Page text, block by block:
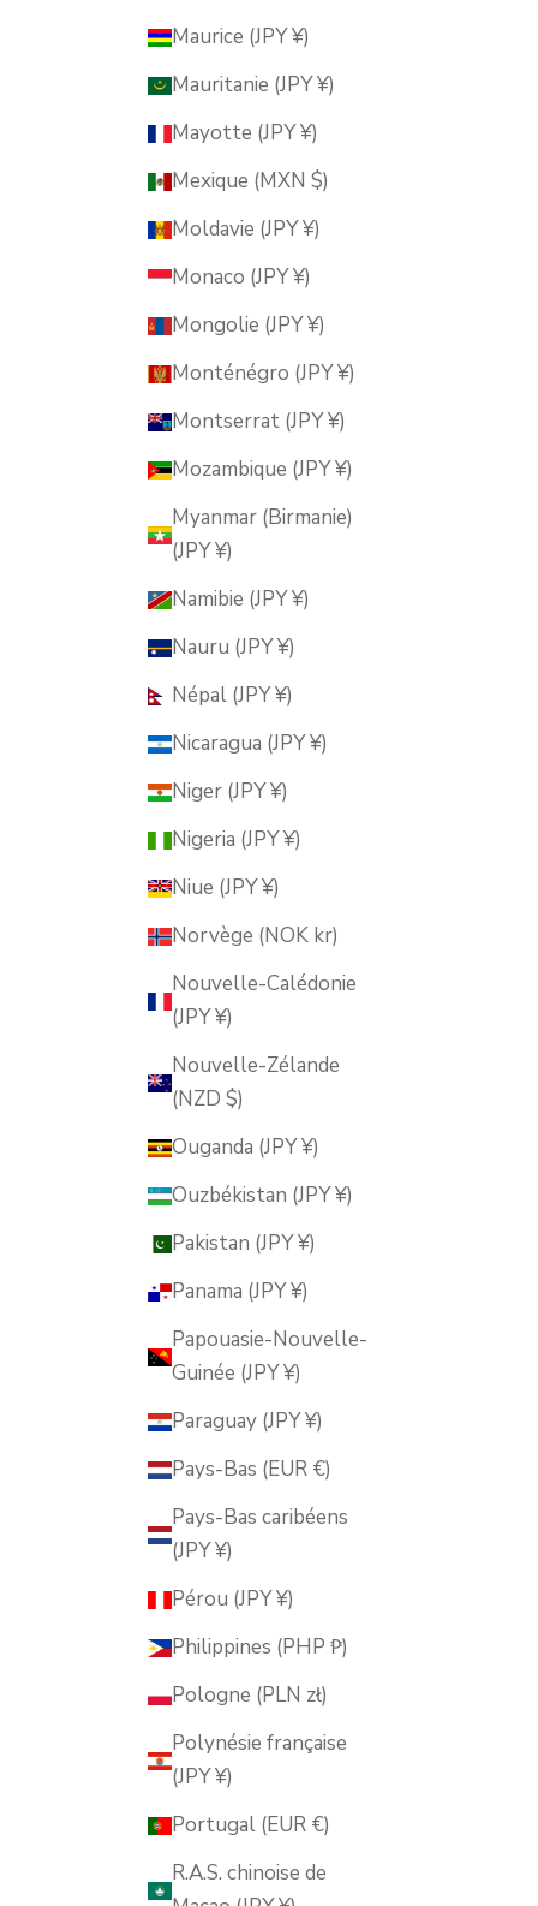
Maurice (JPY ¥)
Mauritanie (JPY ¥)
Mayotte (JPY ¥)
Mexique (MXN $)
Moldavie (JPY ¥)
Monaco (JPY ¥)
Mongolie (JPY ¥)
Monténégro (JPY ¥)
Montserrat (JPY ¥)
Mozambique (JPY ¥)
Myanmar (Birmanie)
(JPY ¥)
Namibie (JPY ¥)
Nauru (JPY ¥)
Népal (JPY ¥)
Nicaragua (JPY ¥)
Niger (JPY ¥)
Nigeria (JPY ¥)
Niue (JPY ¥)
Norvège (NOK kr)
Nouvelle-Calédonie
(JPY ¥)
Nouvelle-Zélande
(NZD $)
Ouganda (JPY ¥)
Ouzbékistan (JPY ¥)
Pakistan (JPY ¥)
Panama (JPY ¥)
Papouasie-Nouvelle-
Guinée (JPY ¥)
Paraguay (JPY ¥)
Pays-Bas (EUR €)
Pays-Bas caribéens
(JPY ¥)
Pérou (JPY ¥)
Philippines (PHP ₱)
Pologne (PLN zł)
Polynésie française
(JPY ¥)
Portugal (EUR €)
R.A.S. chinoise de